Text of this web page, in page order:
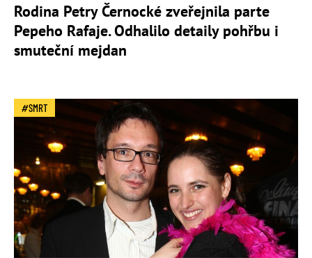
Rodina Petry Černocké zveřejnila parte
Pepeho Rafaje. Odhalilo detaily pohřbu i
smuteční mejdan
SMRT